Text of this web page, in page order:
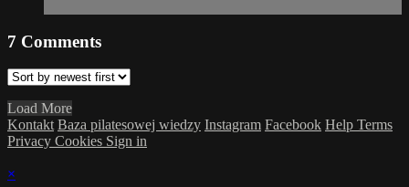
7 Comments
Load More
Kontakt Baza pilatesowej wiedzy Instagram Facebook Help Terms
Privacy Cookies Sign in
×